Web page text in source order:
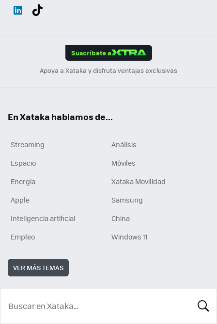
Suscríbete a
Apoya a Xataka y disfruta ventajas exclusivas
En Xataka hablamos de...
Streaming
Análisis
Espacio
Móviles
Energía
Xataka Movilidad
Apple
Samsung
Inteligencia artificial
China
Empleo
Windows 11
VER MÁS TEMAS